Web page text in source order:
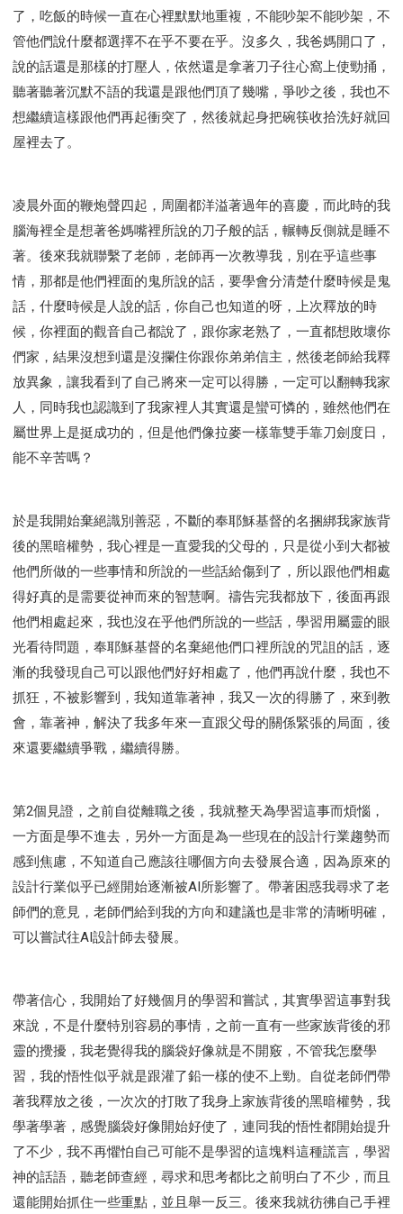
308課程 - 牧養理論基礎培訓
Y131課程 - 主動學習
Y132課程 - 職業策劃
Y133課程 - 活出豐盛
Y134課程 - 動手實驗室
Y135課程 - 做人做事
Y136課程 - 如何學習
研習會01 - 醫治釋放
研習會01 - 如何讀聖經
研習會01 - 得著命定成為祝福
研習會01 - 得勝教會的啟示
研習會02 - 得著命定成為祝福
研習會02 - 得勝教會的啟示
研習會02 - 教會的牧養
研習會03 - 醫治釋放特會
研習會03 - 成為門徒特會
了，吃飯的時候一直在心裡默默地重複，不能吵架不能吵架，不
管他們說什麼都選擇不在乎不要在乎。沒多久，我爸媽開口了，
說的話還是那樣的打壓人，依然還是拿著刀子往心窩上使勁捅，
聽著聽著沉默不語的我還是跟他們頂了幾嘴，爭吵之後，我也不
想繼續這樣跟他們再起衝突了，然後就起身把碗筷收拾洗好就回
屋裡去了。
凌晨外面的鞭炮聲四起，周圍都洋溢著過年的喜慶，而此時的我
腦海裡全是想著爸媽嘴裡所說的刀子般的話，輾轉反側就是睡不
著。後來我就聯繫了老師，老師再一次教導我，別在乎這些事
情，那都是他們裡面的鬼所說的話，要學會分清楚什麼時候是鬼
話，什麼時候是人說的話，你自己也知道的呀，上次釋放的時
候，你裡面的觀音自己都說了，跟你家老熟了，一直都想敗壞你
們家，結果沒想到還是沒攔住你跟你弟弟信主，然後老師給我釋
放異象，讓我看到了自己將來一定可以得勝，一定可以翻轉我家
人，同時我也認識到了我家裡人其實還是蠻可憐的，雖然他們在
屬世界上是挺成功的，但是他們像拉麥一樣靠雙手靠刀劍度日，
能不辛苦嗎？
於是我開始棄絕識別善惡，不斷的奉耶穌基督的名捆綁我家族背
後的黑暗權勢，我心裡是一直愛我的父母的，只是從小到大都被
他們所做的一些事情和所說的一些話給傷到了，所以跟他們相處
得好真的是需要從神而來的智慧啊。禱告完我都放下，後面再跟
他們相處起來，我也沒在乎他們所說的一些話，學習用屬靈的眼
光看待問題，奉耶穌基督的名棄絕他們口裡所說的咒詛的話，逐
漸的我發現自己可以跟他們好好相處了，他們再說什麼，我也不
抓狂，不被影響到，我知道靠著神，我又一次的得勝了，來到教
會，靠著神，解決了我多年來一直跟父母的關係緊張的局面，後
來還要繼續爭戰，繼續得勝。
第2個見證，之前自從離職之後，我就整天為學習這事而煩惱，
一方面是學不進去，另外一方面是為一些現在的設計行業趨勢而
感到焦慮，不知道自己應該往哪個方向去發展合適，因為原來的
設計行業似乎已經開始逐漸被AI所影響了。帶著困惑我尋求了老
師們的意見，老師們給到我的方向和建議也是非常的清晰明確，
可以嘗試往AI設計師去發展。
帶著信心，我開始了好幾個月的學習和嘗試，其實學習這事對我
來說，不是什麼特別容易的事情，之前一直有一些家族背後的邪
靈的攪擾，我老覺得我的腦袋好像就是不開竅，不管我怎麼學
習，我的悟性似乎就是跟灌了鉛一樣的使不上勁。自從老師們帶
著我釋放之後，一次次的打敗了我身上家族背後的黑暗權勢，我
學著學著，感覺腦袋好像開始好使了，連同我的悟性都開始提升
了不少，我不再懼怕自己可能不是學習的這塊料這種謊言，學習
神的話語，聽老師查經，尋求和思考都比之前明白了不少，而且
還能開始抓住一些重點，並且舉一反三。後來我就彷彿自己手裡